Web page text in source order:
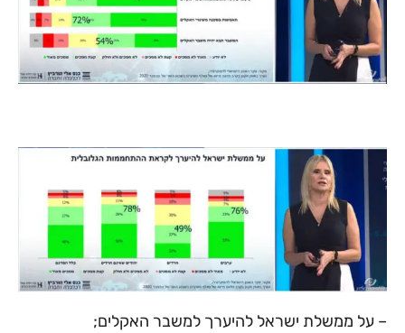
– על ממשלת ישראל להיערך למשבר האקלים;